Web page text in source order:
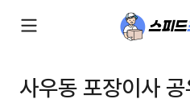
사우동 포장이사